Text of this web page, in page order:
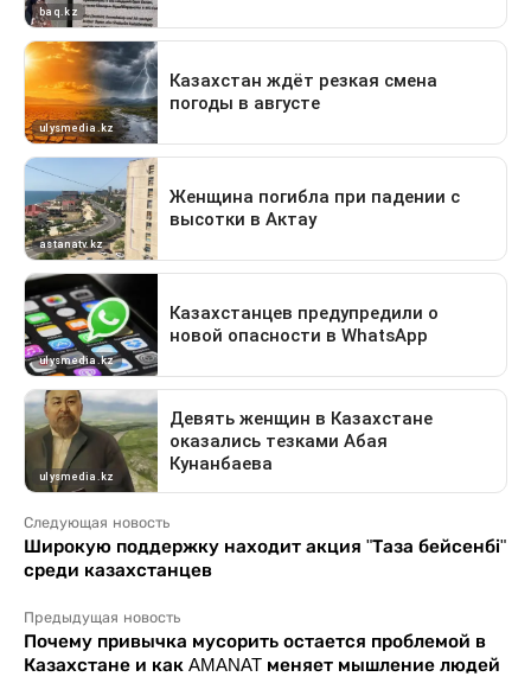
Следующая новость
Широкую поддержку находит акция "Таза бейсенбі"
среди казахстанцев
Предыдущая новость
Почему привычка мусорить остается проблемой в
Казахстане и как AMANAT меняет мышление людей